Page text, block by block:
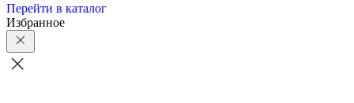
Перейти в каталог
Избранное